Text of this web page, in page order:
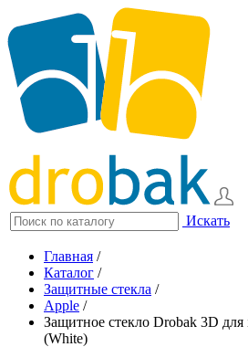
Искать
Главная /
Каталог /
Защитные стекла /
Apple /
Защитное стекло Drobak 3D для
(White)